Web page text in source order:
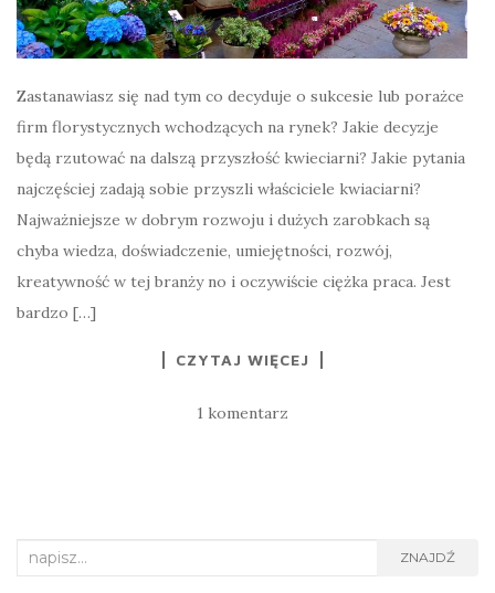
Zastanawiasz się nad tym co decyduje o sukcesie lub porażce
firm florystycznych wchodzących na rynek? Jakie decyzje
będą rzutować na dalszą przyszłość kwieciarni? Jakie pytania
najczęściej zadają sobie przyszli właściciele kwiaciarni?
Najważniejsze w dobrym rozwoju i dużych zarobkach są
chyba wiedza, doświadczenie, umiejętności, rozwój,
kreatywność w tej branży no i oczywiście ciężka praca. Jest
bardzo […]
CZYTAJ WIĘCEJ
1 komentarz
Search
ZNAJDŹ